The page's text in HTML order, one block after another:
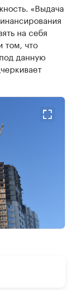
«Выдача
на себя
том, что
данную